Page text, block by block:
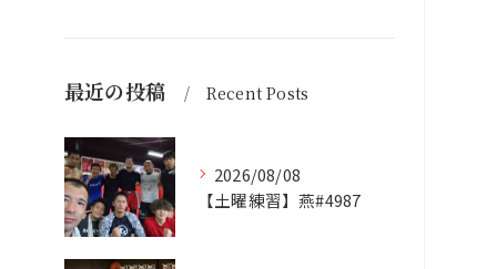
最近の投稿 Recent Posts
2026/08/08
【土曜練習】燕#4987